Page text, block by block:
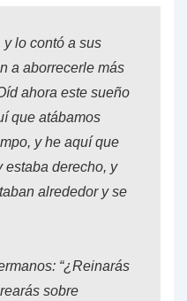
y lo contó a sus
a aborrecerle más
ahora este sueño
que atábamos
y he aquí que
estaba derecho, y
alrededor y se
“¿Reinarás
sobre